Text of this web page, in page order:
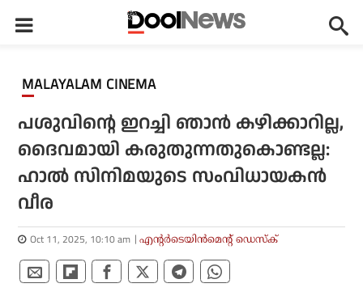
MALAYALAM CINEMA
പശുവിന്റെ ഇറച്ചി ഞാന്‍ കഴിക്കാറില്ല,
ദൈവമായി കരുതുന്നതുകൊണ്ടല്ല:
ഹാല്‍ സിനിമയുടെ സംവിധായകന്‍
വീര
Oct 11, 2025, 10:10 am എന്റര്‍ടെയിന്‍മെന്റ് ഡെസ്‌ക്